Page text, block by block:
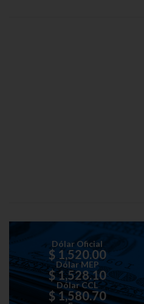
Dólar Oficial
$ 1,520.00
Dólar MEP
$ 1,528.10
Dólar CCL
$ 1,580.70